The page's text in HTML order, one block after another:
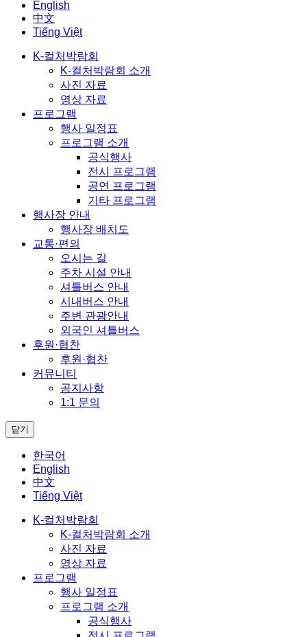
English
中文
Tiếng Việt
K-컬처박람회
K-컬처박람회 소개
사진 자료
영상 자료
프로그램
행사 일정표
프로그램 소개
공식행사
전시 프로그램
공연 프로그램
기타 프로그램
행사장 안내
행사장 배치도
교통·편의
오시는 길
주차 시설 안내
셔틀버스 안내
시내버스 안내
주변 관광안내
외국인 셔틀버스
후원·협찬
후원·협찬
커뮤니티
공지사항
1:1 문의
닫기
한국어
English
中文
Tiếng Việt
K-컬처박람회
K-컬처박람회 소개
사진 자료
영상 자료
프로그램
행사 일정표
프로그램 소개
공식행사